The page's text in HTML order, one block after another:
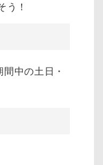
う！
中の土日・